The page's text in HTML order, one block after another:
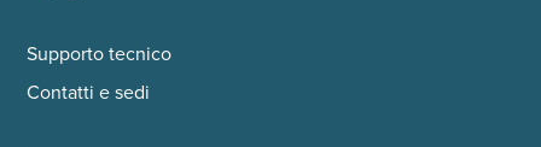
Supporto tecnico
Contatti e sedi